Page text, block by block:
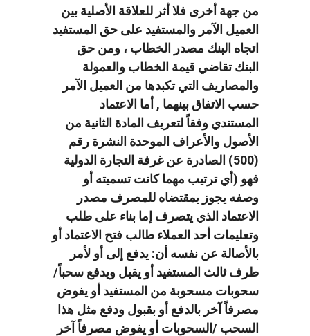
من جهة أخرى فلا أثر للعلاقة الأصلية بين
العميل الآمر والمستفيد على حق المستفيد
اتجاه البنك مصدر الخطاب ، ومن حق
البنك تقاضي قيمة الخطاب والعمولة
والمصاريف التي تكبدها من العميل الآمر
حسب الاتفاق بينهما , أما الاعتماد
المستندي وفقاً لتعريف المادة الثانية من
الأصول والأعراف الموحدة النشرة رقم
(500) الصادرة عن غرفة التجارة الدولية
فهو (أي ترتيب مهما كانت تسميته أو
وصفه يجوز بمقتضاه للمصرف مصدر
الاعتماد الذي يتصرف إما بناء على طلب
وتعليمات أحد العملاء طالب فتح الاعتماد أو
بالأصالة عن نفسه أن: يدفع إلى أو لأمر
طرف ثالث المستفيد أو يقبل ويدفع سحباً/
سحوبات مسحوبة من المستفيد أو يفوض
مصرفاً آخر بالدفع أو بقبول ودفع مثل هذا
السحب /السحوبات أو يفوض مصرفاً آخر